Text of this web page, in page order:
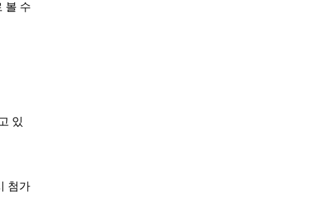
볼 수
있
첨가